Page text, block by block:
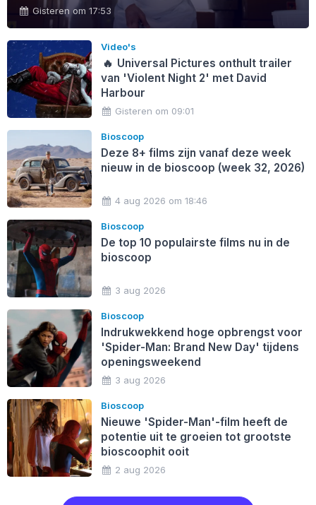
Gisteren om 17:53
Video's
🔥 Universal Pictures onthult trailer
van 'Violent Night 2' met David
Harbour
Gisteren om 09:01
Bioscoop
Deze 8+ films zijn vanaf deze week
nieuw in de bioscoop (week 32, 2026)
4 aug 2026 om 18:46
Bioscoop
De top 10 populairste films nu in de
bioscoop
3 aug 2026
Bioscoop
Indrukwekkend hoge opbrengst voor
'Spider-Man: Brand New Day' tijdens
openingsweekend
3 aug 2026
Bioscoop
Nieuwe 'Spider-Man'-film heeft de
potentie uit te groeien tot grootste
bioscoophit ooit
2 aug 2026